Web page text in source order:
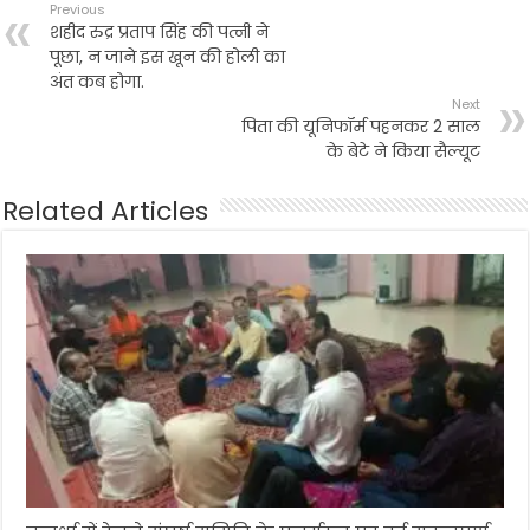
Previous
शहीद रुद्र प्रताप सिंह की पत्नी ने
पूछा, न जाने इस खून की होली का
अंत कब होगा.
Next
पिता की यूनिफॉर्म पहनकर 2 साल
के बेटे ने किया सैल्यूट
Related Articles